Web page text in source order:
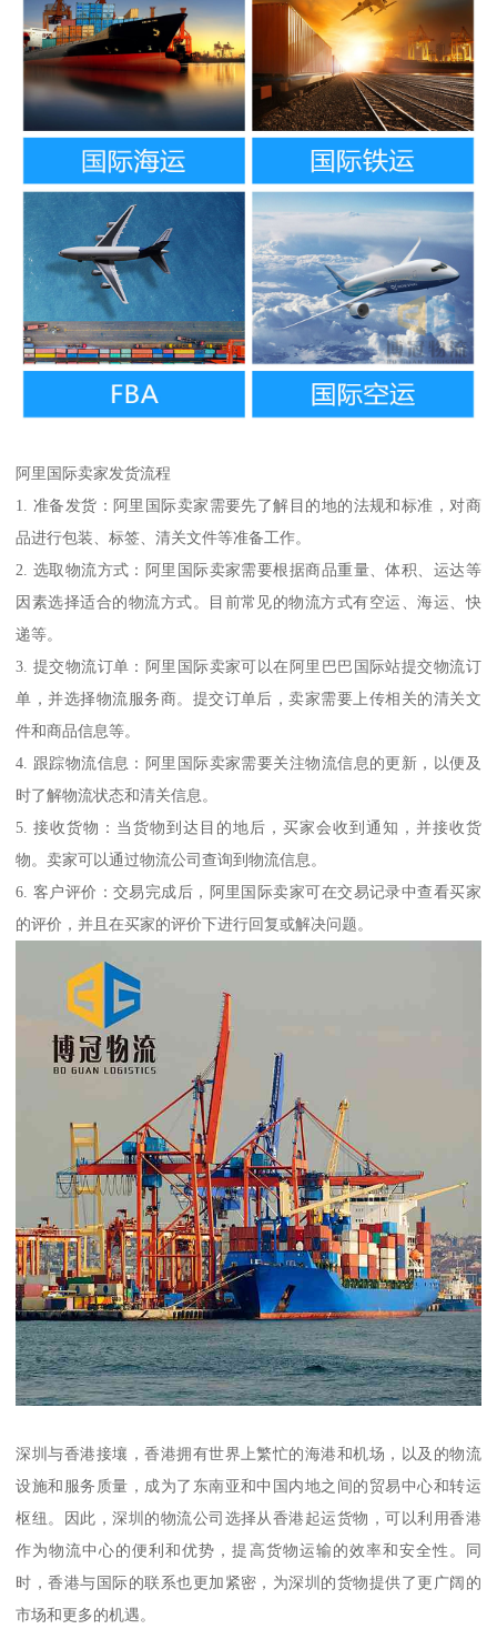
阿里国际卖家发货流程
1. 准备发货：阿里国际卖家需要先了解目的地的法规和标准，对商
品进行包装、标签、清关文件等准备工作。
2. 选取物流方式：阿里国际卖家需要根据商品重量、体积、运达等
因素选择适合的物流方式。目前常见的物流方式有空运、海运、快
递等。
3. 提交物流订单：阿里国际卖家可以在阿里巴巴国际站提交物流订
单，并选择物流服务商。提交订单后，卖家需要上传相关的清关文
件和商品信息等。
4. 跟踪物流信息：阿里国际卖家需要关注物流信息的更新，以便及
时了解物流状态和清关信息。
5. 接收货物：当货物到达目的地后，买家会收到通知，并接收货
物。卖家可以通过物流公司查询到物流信息。
6. 客户评价：交易完成后，阿里国际卖家可在交易记录中查看买家
的评价，并且在买家的评价下进行回复或解决问题。
深圳与香港接壤，香港拥有世界上繁忙的海港和机场，以及的物流
设施和服务质量，成为了东南亚和中国内地之间的贸易中心和转运
枢纽。因此，深圳的物流公司选择从香港起运货物，可以利用香港
作为物流中心的便利和优势，提高货物运输的效率和安全性。同
时，香港与国际的联系也更加紧密，为深圳的货物提供了更广阔的
市场和更多的机遇。